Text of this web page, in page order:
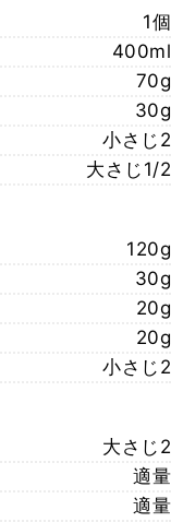
1個
400ml
70g
30g
小さじ2
大さじ1/2
120g
30g
20g
20g
小さじ2
大さじ2
適量
適量